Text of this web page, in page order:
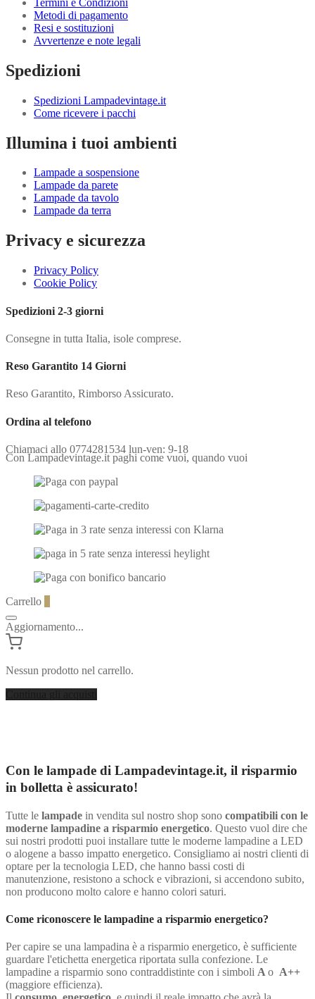
Metodi di pagamento
Resi e sostituzioni
Avvertenze e note legali
Spedizioni
Spedizioni Lampadevintage.it
Come ricevere i pacchi
Illumina i tuoi ambienti
Lampade a sospensione
Lampade da parete
Lampade da tavolo
Lampade da terra
Privacy e sicurezza
Privacy Policy
Cookie Policy
Spedizioni 2-3 giorni
Consegne in tutta Italia, isole comprese.
Reso Garantito 14 Giorni
Reso Garantito, Rimborso Assicurato.
Ordina al telefono
Chiamaci allo 0774281534 lun-ven: 9-18
Con Lampadevintage.it paghi come vuoi, quando vuoi
Carrello
Aggiornamento...
Nessun prodotto nel carrello.
Con le lampade di Lampadevintage.it, il risparmio
in bolletta è assicurato!
Tutte le lampade in vendita sul nostro shop sono compatibili con le
moderne lampadine a risparmio energetico. Questo vuol dire che
sui nostri prodotti puoi installare tutte le moderne lampadine a LED
o alogene a basso impatto energetico. Consigliamo ai nostri clienti di
optare per la tecnologia LED, che hanno bassi costi di
manutenzione, resistono a schock e vibrazioni, si accendono subito,
non producono molto calore e hanno colori saturi.
Come riconoscere le lampadine a risparmio energetico?
Per capire se una lampadina è a risparmio energetico, è sufficiente
guardare l'etichetta energetica riportata sulla confezione. Le
lampadine a risparmio sono contraddistinte con i simboli A o A++
(maggiore efficienza).